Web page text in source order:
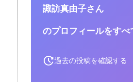
諏訪真由子さん
のプロフィールをすべ
過去の投稿を確認する